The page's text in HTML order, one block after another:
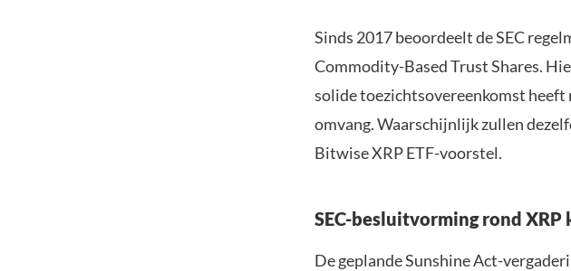
Sinds 2017 beoordeelt de SEC
Commodity-Based Trust Shares.
solide toezichtsovereenkomst heeft
omvang. Waarschijnlijk zullen
Bitwise XRP ETF-voorstel.
SEC-besluitvorming rond
De geplande Sunshine Act-